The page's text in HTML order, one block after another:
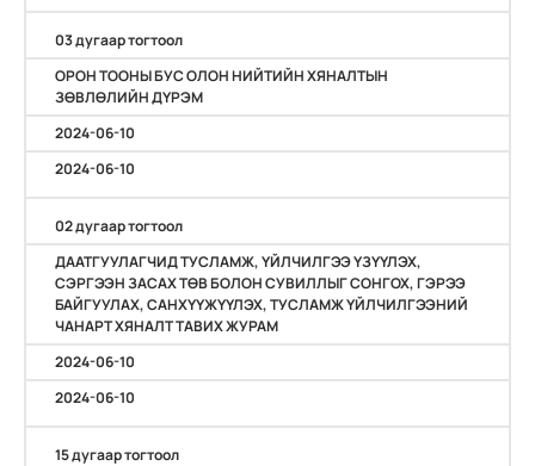
03 дугаар тогтоол
ОРОН ТООНЫ БУС ОЛОН НИЙТИЙН ХЯНАЛТЫН
ЗӨВЛӨЛИЙН ДҮРЭМ
2024-06-10
2024-06-10
02 дугаар тогтоол
ДААТГУУЛАГЧИД ТУСЛАМЖ, ҮЙЛЧИЛГЭЭ ҮЗҮҮЛЭХ,
СЭРГЭЭН ЗАСАХ ТӨВ БОЛОН СУВИЛЛЫГ СОНГОХ, ГЭРЭЭ
БАЙГУУЛАХ, САНХҮҮЖҮҮЛЭХ, ТУСЛАМЖ ҮЙЛЧИЛГЭЭНИЙ
ЧАНАРТ ХЯНАЛТ ТАВИХ ЖУРАМ
2024-06-10
2024-06-10
15 дугаар тогтоол